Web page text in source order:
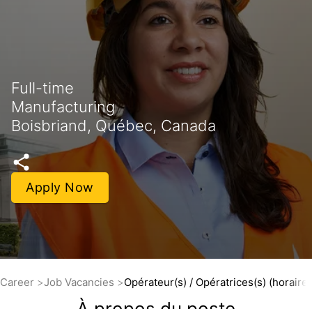
Full-time
Manufacturing
Boisbriand, Québec, Canada
Apply Now
Career Job Vacancies Opérateur(s) / Opératrices(s) (horaire